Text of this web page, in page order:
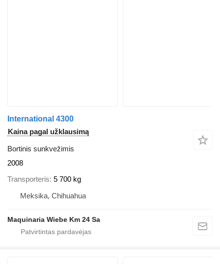
International 4300
Kaina pagal užklausimą
Bortinis sunkvežimis
2008
Transporteris 5 700 kg
Meksika, Chihuahua
Maquinaria Wiebe Km 24 Sa